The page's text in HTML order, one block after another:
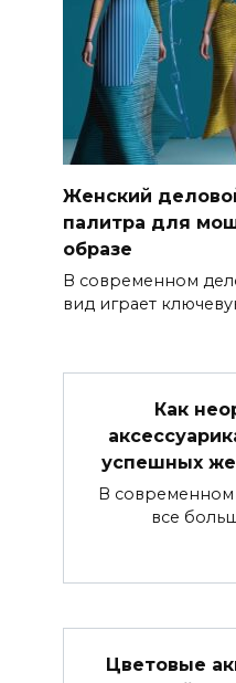
Женский
палитра для
образе
В современном
вид играет
Как
успешных
В
все
Цветовые